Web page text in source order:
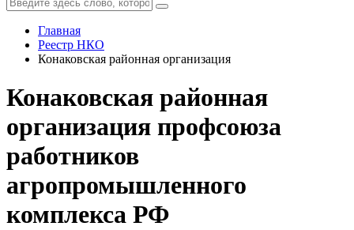
Главная
Реестр НКО
Конаковская районная организация
Конаковская районная
организация профсоюза
работников
агропромышленного
комплекса РФ